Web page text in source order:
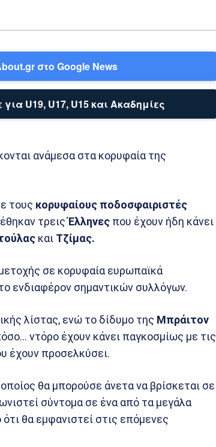
στο Google News
U19, U17, U15 και Ακαδημίες
ανάμεσα στα κορυφαία της
τους κορυφαίους ποδοσφαιριστές
τρειςΈλληνες που έχουν ήδη κάνει
και Τζίμας.
σε κορυφαία ευρωπαϊκά
ενδιαφέρον σημαντικών συλλόγων.
λίστας, ενώ το δίδυμο της Μπράιτον
ντόρο έχουν κάνει παγκοσμίως με τις
έχουν προσελκύσει.
θα μπορούσε άνετα να βρίσκεται σε
σύντομα σε ένα από τα μεγάλα
θα εμφανιστεί στις επόμενες